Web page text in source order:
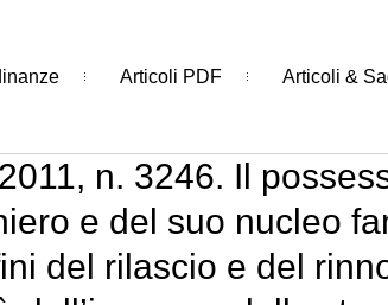
Articoli PDF Articoli &
n. 3246. Il
e del suo nucleo
del rilascio e del